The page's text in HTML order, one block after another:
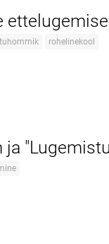
rohelinekool
ja